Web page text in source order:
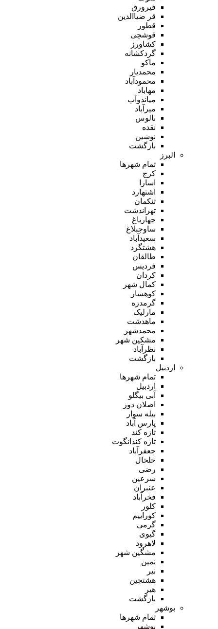
فیرورق
قر ضیاالدین
قطور
قوشچی
کشاورز
گردکشانه
ماکو
محمدیار
محمودآباد
مهاباد
میاندوآب
میرآباد
نالوس
نقده
نوشین
بازگشت
البرز
تمام شهر‌ها
کرج
اسارا
اشتهارد
تنکمان
تهراندشت
چهارباغ
ساوجبلاغ
سعیدآباد
هشتگرد
طالقان
فردیس
کردان
کمال شهر
کوهسار
گرمدره
مارلیک
ماهدشت
محمدشهر
مشکین شهر
نظرآباد
بازگشت
اردبیل
تمام شهر‌ها
اردبیل
آبی بیگلو
اصلان دوز
بیله سوار
پارس آباد
تازه کند
تازه کندانگوت
جعفرآباد
خلخال
رضی
سرعین
عنبران
فخرآباد
کلور
کوراییم
گرمی
گیوی
لاهرود
مشگین شهر
نمین
نیر
هشتجین
هیر
بازگشت
بوشهر
تمام شهر‌ها
بوشهر